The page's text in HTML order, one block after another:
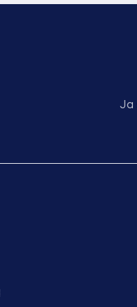
Ja